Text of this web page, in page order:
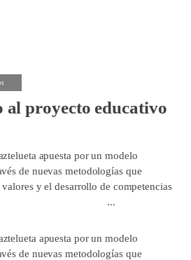
al proyecto educativo
apuesta por un modelo
de nuevas metodologías que
y el desarrollo de competencias
...
apuesta por un modelo
de nuevas metodologías que